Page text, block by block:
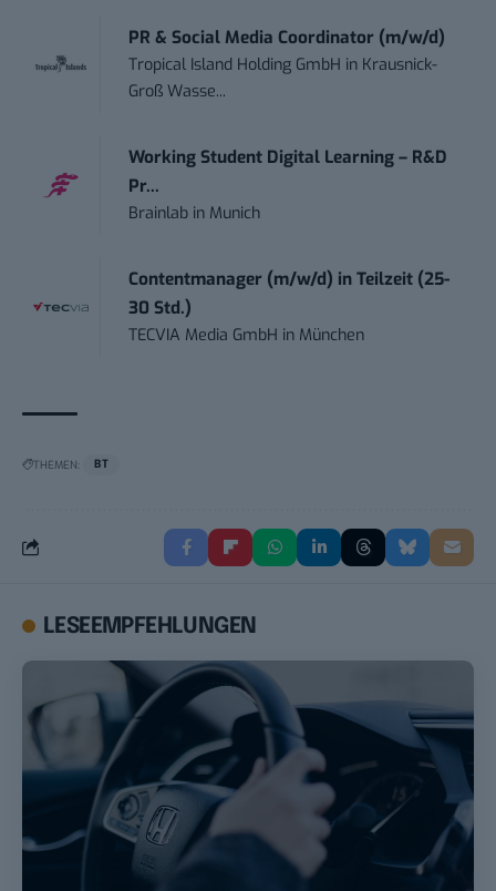
PR & Social Media Coordinator (m/w/d)
Tropical Island Holding GmbH in Krausnick-
Groß Wasse...
Working Student Digital Learning – R&D
Pr...
Brainlab in Munich
Contentmanager (m/w/d) in Teilzeit (25-
30 Std.)
TECVIA Media GmbH in München
THEMEN: BT
LESEEMPFEHLUNGEN